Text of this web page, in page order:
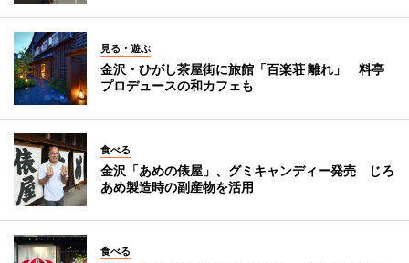
見る・遊ぶ
金沢・ひがし茶屋街に旅館「百楽荘 離れ」 料亭
プロデュースの和カフェも
食べる
金沢「あめの俵屋」、グミキャンディー発売 じろ
あめ製造時の副産物を活用
食べる